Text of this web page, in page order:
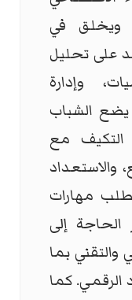
ويخلق في
على تحليل
وإدارة
يضع الشباب
التكيف مع
والاستعداد
مهارات
الحاجة إلى
والتقني بما
الرقمي. كما